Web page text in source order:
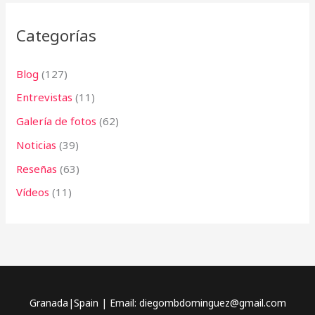
Categorías
Blog (127)
Entrevistas (11)
Galería de fotos (62)
Noticias (39)
Reseñas (63)
Vídeos (11)
Granada|Spain | Email: diegombdominguez@gmail.com